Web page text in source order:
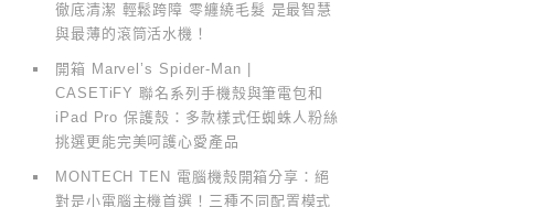
徹底清潔 輕鬆跨障 零纏繞毛髮 是最智慧
與最薄的滾筒活水機！
開箱 Marvel’s Spider-Man |
CASETiFY 聯名系列手機殼與筆電包和
iPad Pro 保護殼：多款樣式任蜘蛛人粉絲
挑選更能完美呵護心愛產品
MONTECH TEN 電腦機殼開箱分享：絕
對是小電腦主機首選！三種不同配置模式